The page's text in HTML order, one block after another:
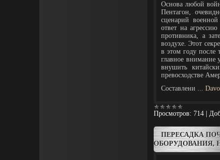
Основа любой
Пентагон,
сценарий
ответ на
противника, а
воздухе. Этот
в этом году
главное внимание
внушить
превосходстве
Составлени ...
Просмотров: 714
ПЕРЕСАДКА
ОБОРУДОВАНИЯ,